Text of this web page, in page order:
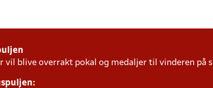
vil blive overrakt pokal og medaljer til vinderen på